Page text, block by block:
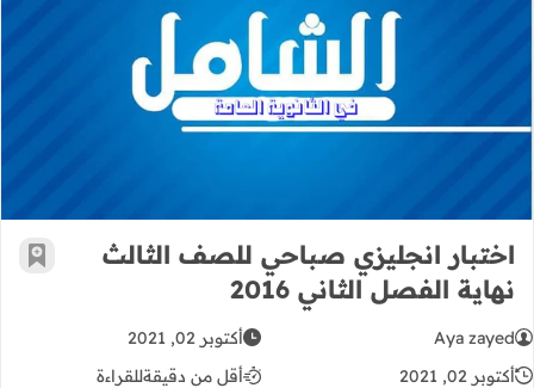
اختبار انجليزي صباحي للصف الثالث
اختبار انجليزي صباحي للصف الثالث
نهاية الفصل الثاني 2016
أضف
Aya zayed
أكتوبر 02, 2021
أكتوبر 02, 2021
أقل من دقيقةللقراءة